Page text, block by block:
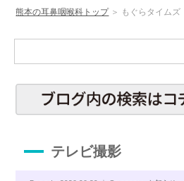
アクセス
もぐらタイ
よくあるご
熊本の耳鼻咽喉科トップ＞ もぐらタイムズ
テレビ撮影